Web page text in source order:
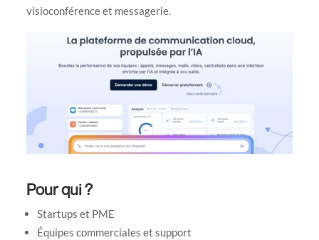
visioconférence et messagerie.
Pour qui ?
Startups et PME
Équipes commerciales et support